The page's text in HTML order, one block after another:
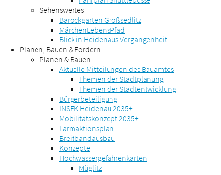
Sehenswertes
Barockgarten Großsedlitz
MärchenLebensPfad
Blick in Heidenaus Vergangenheit
Planen, Bauen & Fördern
Planen & Bauen
Aktuelle Mitteilungen des Bauamtes
Themen der Stadtplanung
Themen der Stadtentwicklung
Bürgerbeteiligung
INSEK Heidenau 2035+
Mobilitätskonzept 2035+
Lärmaktionsplan
Breitbandausbau
Konzepte
Hochwassergefahrenkarten
Müglitz